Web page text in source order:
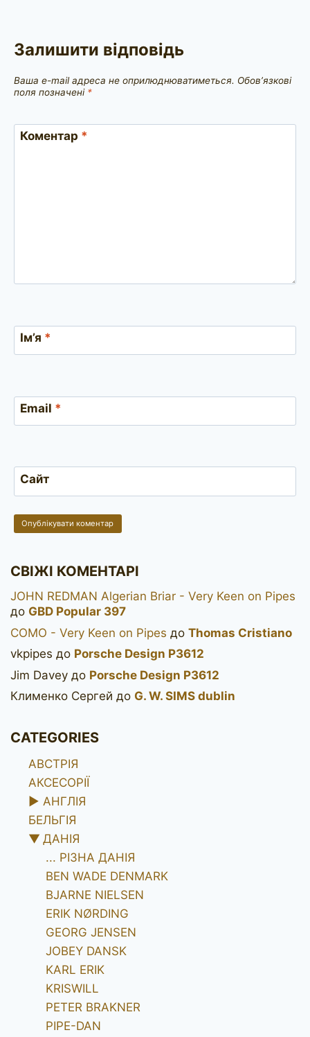
Залишити відповідь
Ваша e-mail адреса не оприлюднюватиметься. Обов’язкові
поля позначені *
Коментар *
Ім’я *
Email *
Сайт
СВІЖІ КОМЕНТАРІ
JOHN REDMAN Algerian Briar - Very Keen on Pipes
до GBD Popular 397
COMO - Very Keen on Pipes до Thomas Cristiano
vkpipes до Porsche Design P3612
Jim Davey до Porsche Design P3612
Клименко Сергей до G. W. SIMS dublin
CATEGORIES
АВСТРІЯ
АКСЕСОРІЇ
► АНГЛІЯ
БЕЛЬГІЯ
▼ ДАНІЯ
... РІЗНА ДАНІЯ
BEN WADE DENMARK
BJARNE NIELSEN
ERIK NØRDING
GEORG JENSEN
JOBEY DANSK
KARL ERIK
KRISWILL
PETER BRAKNER
PIPE-DAN